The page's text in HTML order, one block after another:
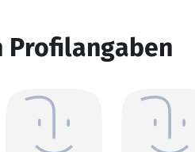
Profilangaben